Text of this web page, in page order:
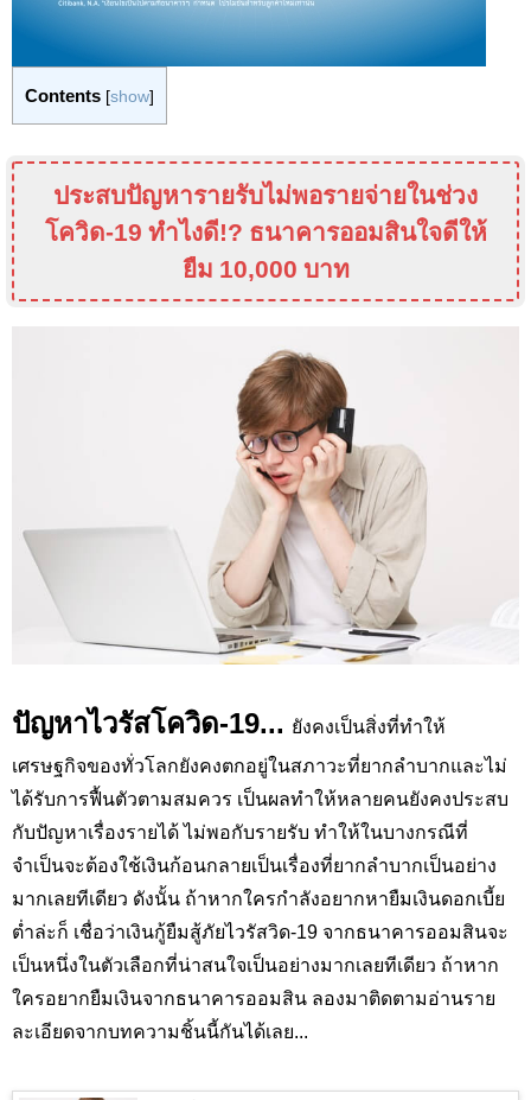
Contents [show]
ประสบปัญหารายรับไม่พอรายจ่ายในช่วง
โควิด-19 ทำไงดี!? ธนาคารออมสินใจดีให้
ยืม 10,000 บาท
ปัญหาไวรัสโควิด-19... ยังคงเป็นสิ่งที่ทำให้
เศรษฐกิจของทั่วโลกยังคงตกอยู่ในสภาวะที่ยากลำบากและไม่
ได้รับการฟื้นตัวตามสมควร เป็นผลทำให้หลายคนยังคงประสบ
กับปัญหาเรื่องรายได้ ไม่พอกับรายรับ ทำให้ในบางกรณีที่
จำเป็นจะต้องใช้เงินก้อนกลายเป็นเรื่องที่ยากลำบากเป็นอย่าง
มากเลยทีเดียว ดังนั้น ถ้าหากใครกำลังอยากหายืมเงินดอกเบี้ย
ต่ำล่ะก็ เชื่อว่าเงินกู้ยืมสู้ภัยไวรัสวิด-19 จากธนาคารออมสินจะ
เป็นหนึ่งในตัวเลือกที่น่าสนใจเป็นอย่างมากเลยทีเดียว ถ้าหาก
ใครอยากยืมเงินจากธนาคารออมสิน ลองมาติดตามอ่านราย
ละเอียดจากบทความชิ้นนี้กันได้เลย...